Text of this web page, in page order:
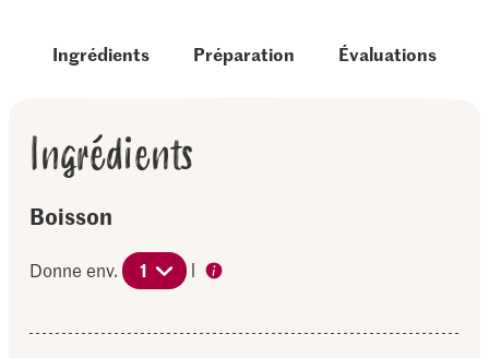
Ingrédients Préparation Évaluations
Ingrédients
Boisson
Donne env. 1 l